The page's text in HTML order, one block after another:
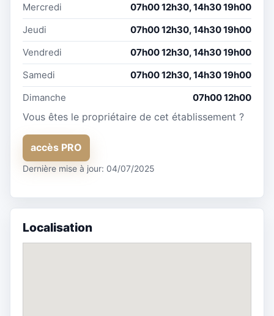
Mercredi
07h00 12h30, 14h30 19h00
Jeudi
07h00 12h30, 14h30 19h00
Vendredi
07h00 12h30, 14h30 19h00
Samedi
07h00 12h30, 14h30 19h00
Dimanche
07h00 12h00
Vous êtes le propriétaire de cet établissement ?
accès PRO
Dernière mise à jour: 04/07/2025
Localisation